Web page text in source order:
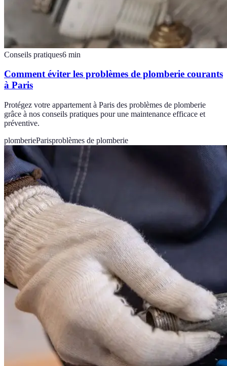
Conseils pratiques6 min
Comment éviter les problèmes de plomberie courants
à Paris
Protégez votre appartement à Paris des problèmes de plomberie
grâce à nos conseils pratiques pour une maintenance efficace et
préventive.
plomberieParisproblèmes de plomberie